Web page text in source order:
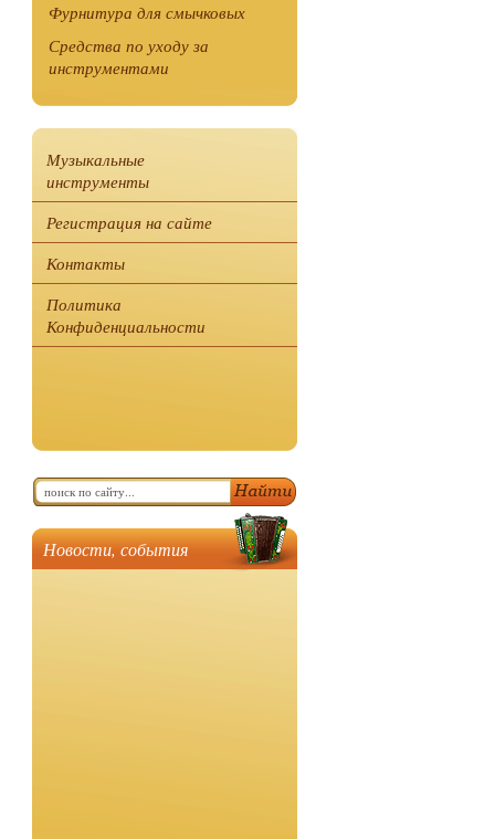
Фурнитура для смычковых
Средства по уходу за
инструментами
Музыкальные
инструменты
Регистрация на сайте
Контакты
Политика
Конфиденциальности
Новости, события